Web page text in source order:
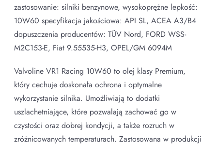
zastosowanie: silniki benzynowe, wysokoprężne lepkość:
10W60 specyfikacja jakościowa: API SL, ACEA A3/B4
dopuszczenia producentów: TÜV Nord, FORD WSS-
M2C153-E, Fiat 9.55535-H3, OPEL/GM 6094M
Valvoline VR1 Racing 10W60 to olej klasy Premium,
który cechuje doskonała ochrona i optymalne
wykorzystanie silnika. Umożliwiają to dodatki
uszlachetniające, które pozwalają zachować go w
czystości oraz dobrej kondycji, a także rozruch w
zróżnicowanych temperaturach. Zastosowana w produkcji